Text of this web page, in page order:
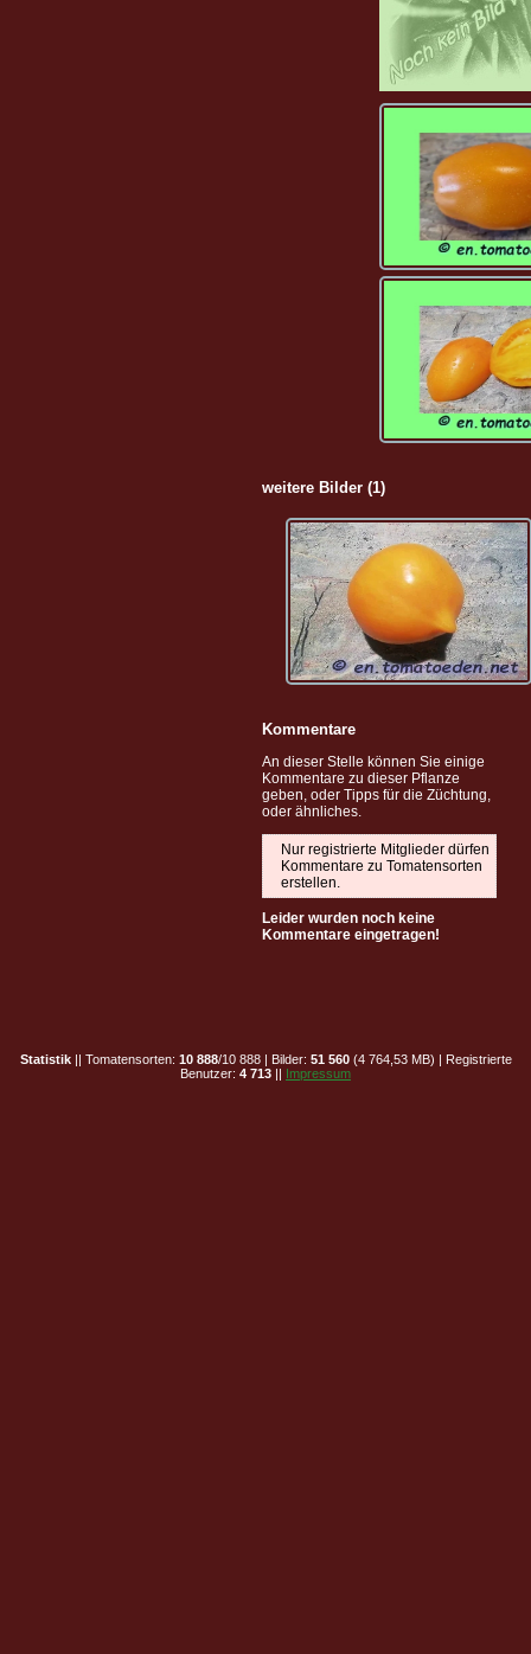
weitere Bilder (1)
Kommentare
An dieser Stelle können Sie einige
Kommentare zu dieser Pflanze
geben, oder Tipps für die Züchtung,
oder ähnliches.
Nur registrierte Mitglieder dürfen
Kommentare zu Tomatensorten
erstellen.
Leider wurden noch keine
Kommentare eingetragen!
Statistik|| Tomatensorten: 10 888/10 888 | Bilder: 51 560(4 764,53 MB) | Registrierte
Benutzer: 4 713 || Impressum